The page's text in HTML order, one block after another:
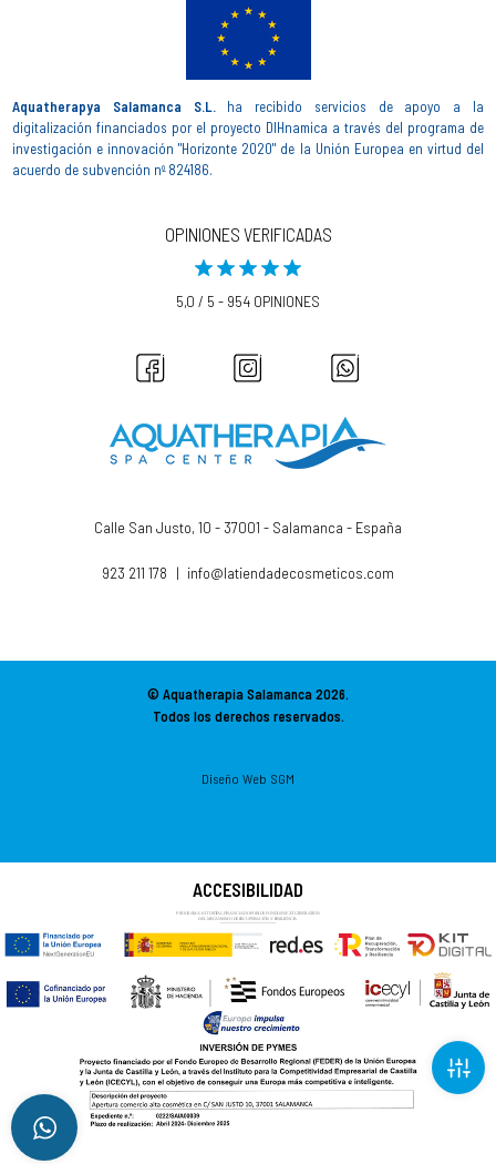
Aquatherapya Salamanca S.L. ha recibido servicios de apoyo a la
digitalización financiados por el proyecto DIHnamica a través del programa de
investigación e innovación "Horizonte 2020" de la Unión Europea en virtud del
acuerdo de subvención nº 824186.
OPINIONES VERIFICADAS
5,0 / 5 - 954 OPINIONES
Calle San Justo, 10 - 37001 - Salamanca - España
923 211 178 | info@latiendadecosmeticos.com
© Aquatherapia Salamanca2026.
Todos los derechos reservados.
Diseño Web SGM
ACCESIBILIDAD